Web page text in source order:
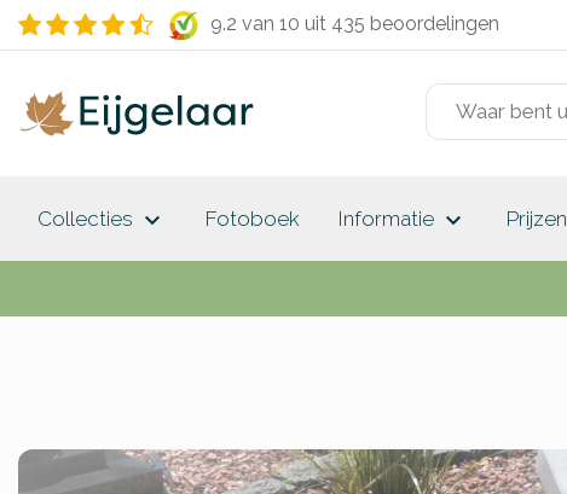
9.2 van 10 uit 435 beoordelingen
Collecties keyboard_arrow_down Fotoboek Informatie keyboard_arrow_down Prijzen